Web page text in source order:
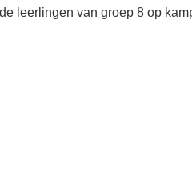
leerlingen van groep 8 op